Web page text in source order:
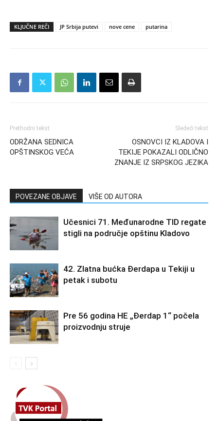
KLJUČNE REČI JP Srbija putevi nove cene putarina
Prethodni tekst
ODRŽANA SEDNICA
OPŠTINSKOG VEĆA
Sledeći tekst
OSNOVCI IZ KLADOVA I
TEKIJE POKAZALI ODLIČNO
ZNANJE IZ SRPSKOG JEZIKA
POVEZANE OBJAVE VIŠE OD AUTORA
Učesnici 71. Međunarodne TID regate
stigli na područje opštinu Kladovo
42. Zlatna bućka Đerdapa u Tekiji u
petak i subotu
Pre 56 godina HE „Đerdap 1“ počela
proizvodnju struje